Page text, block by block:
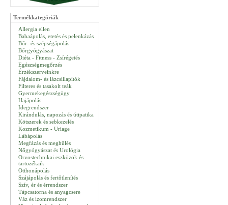
Termékkategóriák
Allergia ellen
Babaápolás, etetés és pelenkázás
Bőr- és szépségápolás
Bőrgyógyászat
Diéta - Fitness - Zsírégetés
Egészségmegőrzés
Érzékszerveinkre
Fájdalom- és lázcsillapítók
Filteres és tasakolt teák
Gyermekegészségügy
Hajápolás
Idegrendszer
Kirándulás, napozás és útipatika
Kötszerek és sebkezelés
Kozmetikum - Uriage
Lábápolás
Megfázás és meghűlés
Nőgyógyászat és Urológia
Orvostechnikai eszközök és
tartozékaik
Otthonápolás
Szájápolás és fertőtlenítés
Szív, ér és érrendszer
Tápcsatorna és anyagcsere
Váz és izomrendszer